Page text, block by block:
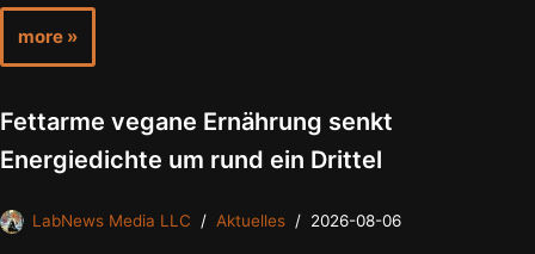
more »
Fettarme vegane Ernährung senkt
Energiedichte um rund ein Drittel
LabNews Media LLC Aktuelles 2026-08-06